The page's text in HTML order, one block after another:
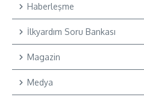
Haberleşme
İlkyardım Soru Bankası
Magazin
Medya